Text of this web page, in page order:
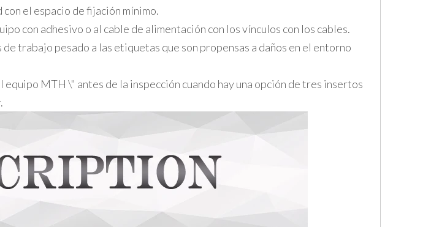
el espacio de fijación mínimo.
con adhesivo o al cable de alimentación con los vínculos con los cables.
trabajo pesado a las etiquetas que son propensas a daños en el entorno
MTH \" antes de la inspección cuando hay una opción de tres insertos